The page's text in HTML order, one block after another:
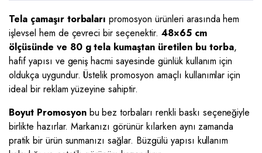
Tela çamaşır torbaları promosyon ürünleri arasında hem
işlevsel hem de çevreci bir seçenektir. 48×65 cm
ölçüsünde ve 80 g tela kumaştan üretilen bu torba,
hafif yapısı ve geniş hacmi sayesinde günlük kullanım için
oldukça uygundur. Üstelik promosyon amaçlı kullanımlar için
ideal bir reklam yüzeyine sahiptir.
Boyut Promosyonbu bez torbaları renkli baskı seçeneğiyle
birlikte hazırlar. Markanızı görünür kılarken aynı zamanda
pratik bir ürün sunmanızı sağlar. Büzgülü yapısı kullanım